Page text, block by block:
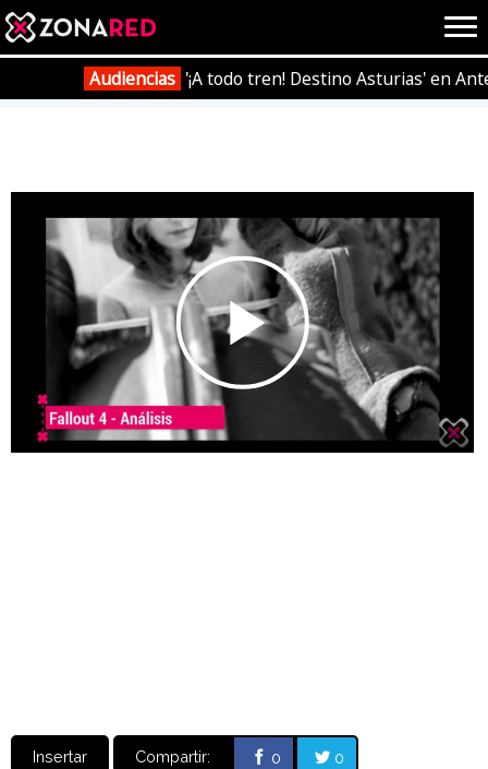
{literal}{/literal}
HOME JUEGOS
NOTICIAS
OPINIÓN
REPORTAJES
ANÁLISIS
AVANCES VÍDEOS
TRUCOS OCIO
CINE
E3
Audiencias '¡A todo tren! Destino Asturias' en
Vídeos 'Fallout 4' - Análisis en vídeo
Play
Insertar Compartir: 0 0